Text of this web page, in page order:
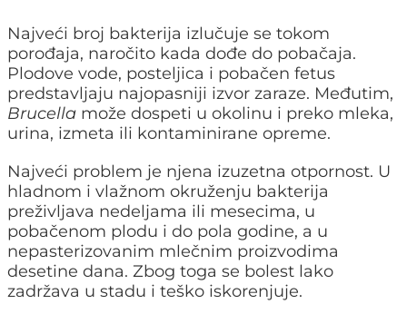
Najveći broj bakterija izlučuje se tokom
porođaja, naročito kada dođe do pobačaja.
Plodove vode, posteljica i pobačen fetus
predstavljaju najopasniji izvor zaraze. Međutim,
Brucella može dospeti u okolinu i preko mleka,
urina, izmeta ili kontaminirane opreme.
Najveći problem je njena izuzetna otpornost. U
hladnom i vlažnom okruženju bakterija
preživljava nedeljama ili mesecima, u
pobačenom plodu i do pola godine, a u
nepasterizovanim mlečnim proizvodima
desetine dana. Zbog toga se bolest lako
zadržava u stadu i teško iskorenjuje.